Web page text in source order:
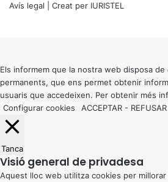
Avís legal | Creat per IURISTEL
button
Els informem que la nostra web disposa
permanents, que ens permet obtenir
usuaris que accedeixen. Per obtenir més
Configurar cookies
ACCEPTAR - REFUSAR
Tanca
Visió general de privadesa
Aquest lloc web utilitza cookies per